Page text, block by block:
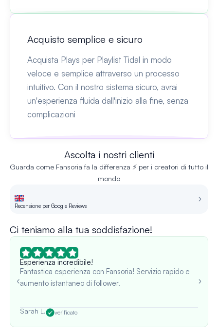
Acquisto semplice e sicuro
Acquista Plays per Playlist Tidal in modo
veloce e semplice attraverso un processo
intuitivo. Con il nostro sistema sicuro, avrai
un'esperienza fluida dall'inizio alla fine, senza
complicazioni
Ascolta i nostri clienti
Guarda come Fansoria fa la differenza ⚡ per i creatori di tutto il
mondo
Recensione per Google Reviews
Ci teniamo alla tua soddisfazione!
Esperienza incredibile!
Fantastica esperienza con Fansoria! Servizio rapido e
aumento istantaneo di follower.
Sarah L. verificato